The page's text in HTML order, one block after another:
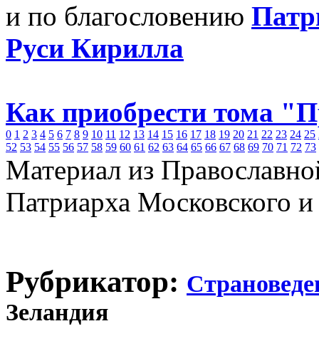
и по благословению
Руси Кирилла
Как приобрести тома
0 1 2 3 4 5 6 7 8 9 10 11 12 13 14 15 16 17 18 19 20 21 22 23 24 25
52 53 54 55 56 57 58 59 60 61 62 63 64 65 66 67 68 69 70 71 72 73
Материал из
Патриарха Московского
Рубрикатор:
Зеландия